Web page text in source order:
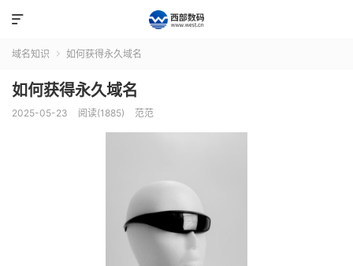

域名知识  如何获得永久域名
如何获得永久域名
2025-05-23 阅读(1885) 范范